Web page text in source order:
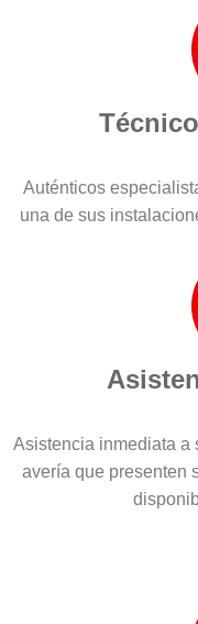
Auténticos
una de sus
Asistencia inmediata a
avería que presenten